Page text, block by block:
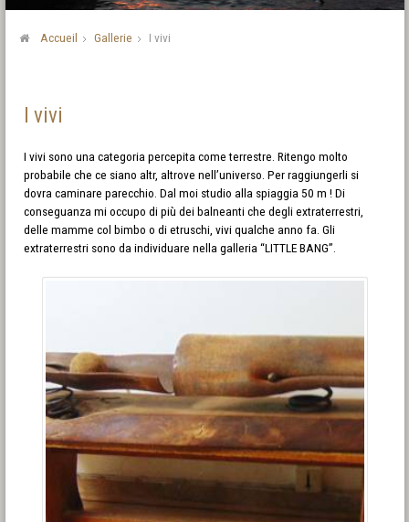
Accueil Gallerie I vivi
I vivi
I vivi sono una categoria percepita come terrestre. Ritengo molto
probabile che ce siano altr, altrove nell’universo. Per raggiungerli si
dovra caminare parecchio. Dal moi studio alla spiaggia 50 m ! Di
conseguanza mi occupo di più dei balneanti che degli extraterrestri,
delle mamme col bimbo o di etruschi, vivi qualche anno fa. Gli
extraterrestri sono da individuare nella galleria “LITTLE BANG”.